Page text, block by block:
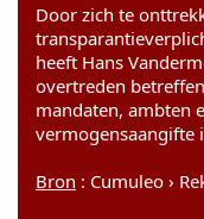
Door zich te
heeft Hans
overtreden
mandaten, ambten
vermogensaangifte
Bron : Cumuleo ›